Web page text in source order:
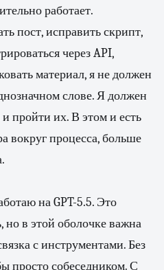
работает.
пост, исправить скрипт,
через API,
материал, я не должен
слове. Я должен
и пройти их. В этом и есть
вокруг процесса, больше
на GPT-5.5. Это
но в этой оболочке важна
с инструментами. Без
просто собеседником. С